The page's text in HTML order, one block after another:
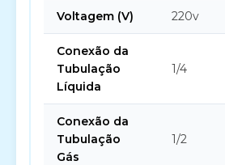
Voltagem (V) 220v
Conexão da
Tubulação
Líquida
1/4
Conexão da
Tubulação
Gás
1/2